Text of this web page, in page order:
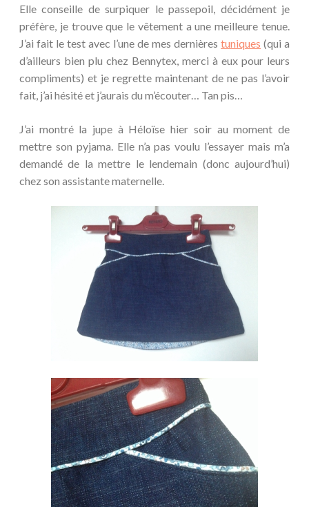
Elle conseille de surpiquer le passepoil, décidément je
préfère, je trouve que le vêtement a une meilleure tenue.
J’ai fait le test avec l’une de mes dernières tuniques (qui a
d’ailleurs bien plu chez Bennytex, merci à eux pour leurs
compliments) et je regrette maintenant de ne pas l’avoir
fait, j’ai hésité et j’aurais du m’écouter… Tan pis…
J’ai montré la jupe à Héloïse hier soir au moment de
mettre son pyjama. Elle n’a pas voulu l’essayer mais m’a
demandé de la mettre le lendemain (donc aujourd’hui)
chez son assistante maternelle.